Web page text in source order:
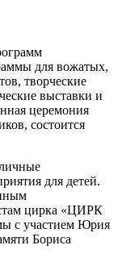
для вожатых,
творческие
выставки и
церемония
состоится
для детей.
цирка «ЦИРК
с участием Юрия
Бориса